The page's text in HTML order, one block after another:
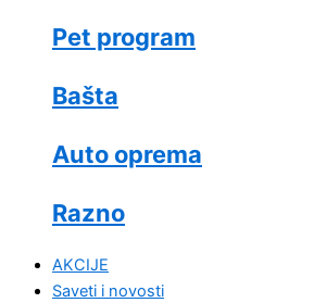
Pet program
Bašta
Auto oprema
Razno
AKCIJE
Saveti i novosti